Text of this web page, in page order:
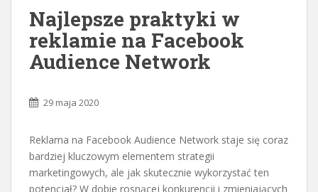
Najlepsze praktyki w
reklamie na Facebook
Audience Network
29 maja 2020
Reklama na Facebook Audience Network staje się coraz
bardziej kluczowym elementem strategii
marketingowych, ale jak skutecznie wykorzystać ten
potencjał? W dobie rosnącej konkurencji i zmieniających